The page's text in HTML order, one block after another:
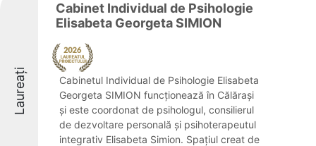
Laureați
Cabinet Individual de Psihologie
Elisabeta Georgeta SIMION
Cabinetul Individual de Psihologie Elisabeta
Georgeta SIMION funcționează în Călărași
și este coordonat de psihologul, consilierul
de dezvoltare personală și psihoterapeutul
integrativ Elisabeta Simion. Spațiul creat de